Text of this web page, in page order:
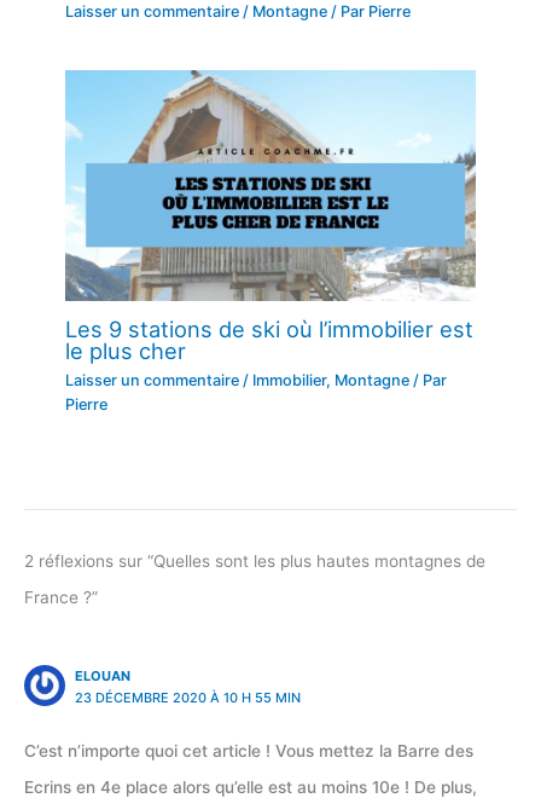
Laisser un commentaire / Montagne / Par Pierre
Les 9 stations de ski où l’immobilier est
le plus cher
Laisser un commentaire / Immobilier, Montagne / Par
Pierre
2 réflexions sur “Quelles sont les plus hautes montagnes de
France ?”
ELOUAN
23 DÉCEMBRE 2020 À 10 H 55 MIN
C’est n’importe quoi cet article ! Vous mettez la Barre des
Ecrins en 4e place alors qu’elle est au moins 10e ! De plus,